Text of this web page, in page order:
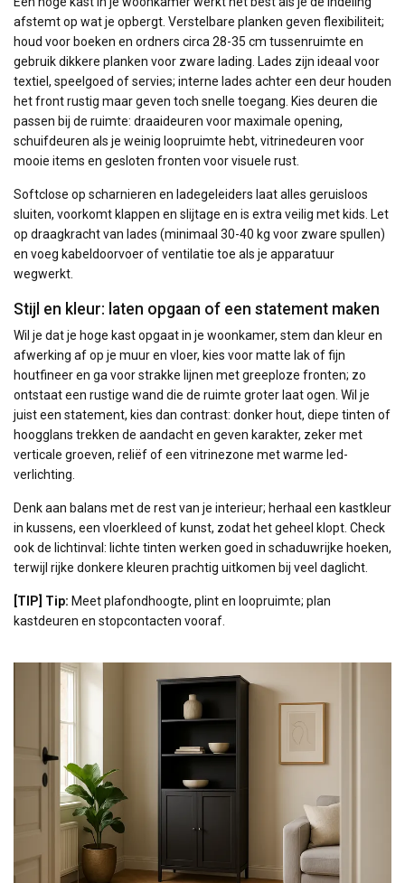
afstemt op wat je opbergt. Verstelbare planken geven flexibiliteit;
houd voor boeken en ordners circa 28-35 cm tussenruimte en
gebruik dikkere planken voor zware lading. Lades zijn ideaal voor
textiel, speelgoed of servies; interne lades achter een deur houden
het front rustig maar geven toch snelle toegang. Kies deuren die
passen bij de ruimte: draaideuren voor maximale opening,
schuifdeuren als je weinig loopruimte hebt, vitrinedeuren voor
mooie items en gesloten fronten voor visuele rust.
Softclose op scharnieren en ladegeleiders laat alles geruisloos
sluiten, voorkomt klappen en slijtage en is extra veilig met kids. Let
op draagkracht van lades (minimaal 30-40 kg voor zware spullen)
en voeg kabeldoorvoer of ventilatie toe als je apparatuur
wegwerkt.
Stijl en kleur: laten opgaan of een statement maken
Wil je dat je hoge kast opgaat in je woonkamer, stem dan kleur en
afwerking af op je muur en vloer, kies voor matte lak of fijn
houtfineer en ga voor strakke lijnen met greeploze fronten; zo
ontstaat een rustige wand die de ruimte groter laat ogen. Wil je
juist een statement, kies dan contrast: donker hout, diepe tinten of
hoogglans trekken de aandacht en geven karakter, zeker met
verticale groeven, reliëf of een vitrinezone met warme led-
verlichting.
Denk aan balans met de rest van je interieur; herhaal een kastkleur
in kussens, een vloerkleed of kunst, zodat het geheel klopt. Check
ook de lichtinval: lichte tinten werken goed in schaduwrijke hoeken,
terwijl rijke donkere kleuren prachtig uitkomen bij veel daglicht.
[TIP] Tip: Meet plafondhoogte, plint en loopruimte; plan
kastdeuren en stopcontacten vooraf.